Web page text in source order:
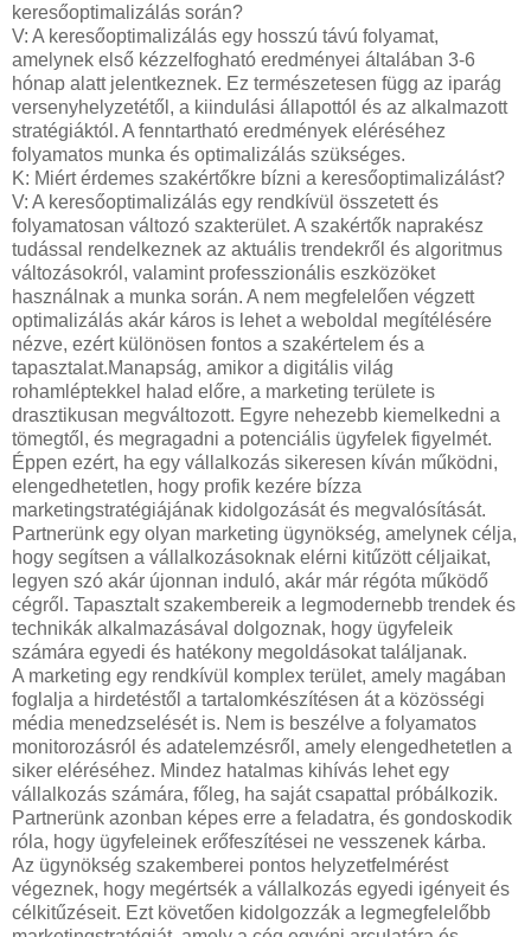
keresőoptimalizálás során?
V: A keresőoptimalizálás egy hosszú távú folyamat,
amelynek első kézzelfogható eredményei általában 3-6
hónap alatt jelentkeznek. Ez természetesen függ az iparág
versenyhelyzetétől, a kiindulási állapottól és az alkalmazott
stratégiáktól. A fenntartható eredmények eléréséhez
folyamatos munka és optimalizálás szükséges.
K: Miért érdemes szakértőkre bízni a keresőoptimalizálást?
V: A keresőoptimalizálás egy rendkívül összetett és
folyamatosan változó szakterület. A szakértők naprakész
tudással rendelkeznek az aktuális trendekről és algoritmus
változásokról, valamint professzionális eszközöket
használnak a munka során. A nem megfelelően végzett
optimalizálás akár káros is lehet a weboldal megítélésére
nézve, ezért különösen fontos a szakértelem és a
tapasztalat.Manapság, amikor a digitális világ
rohamléptekkel halad előre, a marketing területe is
drasztikusan megváltozott. Egyre nehezebb kiemelkedni a
tömegtől, és megragadni a potenciális ügyfelek figyelmét.
Éppen ezért, ha egy vállalkozás sikeresen kíván működni,
elengedhetetlen, hogy profik kezére bízza
marketingstratégiájának kidolgozását és megvalósítását.
Partnerünk egy olyan marketing ügynökség, amelynek célja,
hogy segítsen a vállalkozásoknak elérni kitűzött céljaikat,
legyen szó akár újonnan induló, akár már régóta működő
cégről. Tapasztalt szakembereik a legmodernebb trendek és
technikák alkalmazásával dolgoznak, hogy ügyfeleik
számára egyedi és hatékony megoldásokat találjanak.
A marketing egy rendkívül komplex terület, amely magában
foglalja a hirdetéstől a tartalomkészítésen át a közösségi
média menedzselését is. Nem is beszélve a folyamatos
monitorozásról és adatelemzésről, amely elengedhetetlen a
siker eléréséhez. Mindez hatalmas kihívás lehet egy
vállalkozás számára, főleg, ha saját csapattal próbálkozik.
Partnerünk azonban képes erre a feladatra, és gondoskodik
róla, hogy ügyfeleinek erőfeszítései ne vesszenek kárba.
Az ügynökség szakemberei pontos helyzetfelmérést
végeznek, hogy megértsék a vállalkozás egyedi igényeit és
célkitűzéseit. Ezt követően kidolgozzák a legmegfelelőbb